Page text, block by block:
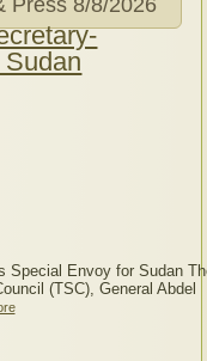
Sudan
Special Envoy for Sudan
(TSC), General Abdel